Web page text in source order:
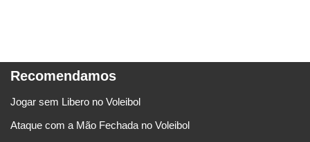
Recomendamos
Jogar sem Libero no Voleibol
Ataque com a Mão Fechada no Voleibol